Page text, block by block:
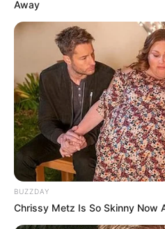
Away
BUZZDAY
Chrissy Metz Is So Skinny Now